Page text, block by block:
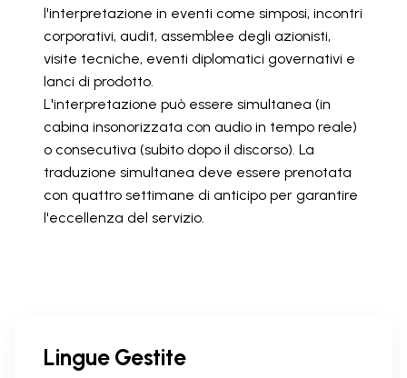
l'interpretazione in eventi come simposi, incontri
corporativi, audit, assemblee degli azionisti,
visite tecniche, eventi diplomatici governativi e
lanci di prodotto.
L'interpretazione può essere simultanea (in
cabina insonorizzata con audio in tempo reale)
o consecutiva (subito dopo il discorso). La
traduzione simultanea deve essere prenotata
con quattro settimane di anticipo per garantire
l'eccellenza del servizio.
Lingue Gestite